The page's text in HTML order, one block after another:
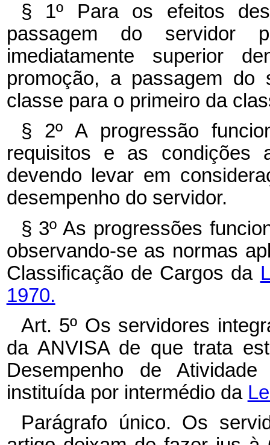
§ 1º Para os efeitos
passagem do servidor
imediatamente superior
promoção, a passagem
classe para o primeiro da
§ 2º A progressão
requisitos e as condições
devendo levar em
desempenho do servidor.
§ 3º As progressões
observando-se as normas
Classificação de Cargos da
1970.
Art. 5º Os servidores
da ANVISA de que trata
Desempenho de
instituída por intermédio da
Parágrafo único. Os